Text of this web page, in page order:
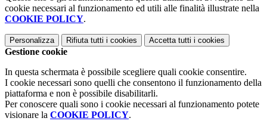
cookie necessari al funzionamento ed utili alle finalità illustrate nella
COOKIE POLICY.
Personalizza Rifiuta tutti i cookies Accetta tutti i cookies
Gestione cookie
In questa schermata è possibile scegliere quali cookie consentire.
I cookie necessari sono quelli che consentono il funzionamento della
piattaforma e non è possibile disabilitarli.
Per conoscere quali sono i cookie necessari al funzionamento potete
visionare la COOKIE POLICY.